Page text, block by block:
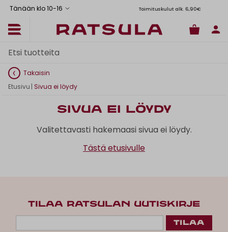
Tänään klo 10-16 Toimituskulut alk. 6,90€
Takaisin
Etusivu | Sivua ei löydy
Sivua ei löydy
Valitettavasti hakemaasi sivua ei löydy.
Tästä etusivulle
TILAA RATSULAN UUTISKIRJE